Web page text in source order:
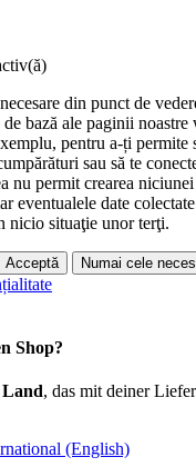
din punct de
bază ale paginii noastre
pentru a-ți permite
sau să te
nu permit crearea
eventualele date
nicio situaţie unor terţi.
Acceptă Numai cele
Shop?
Land, das mit deiner
(English)